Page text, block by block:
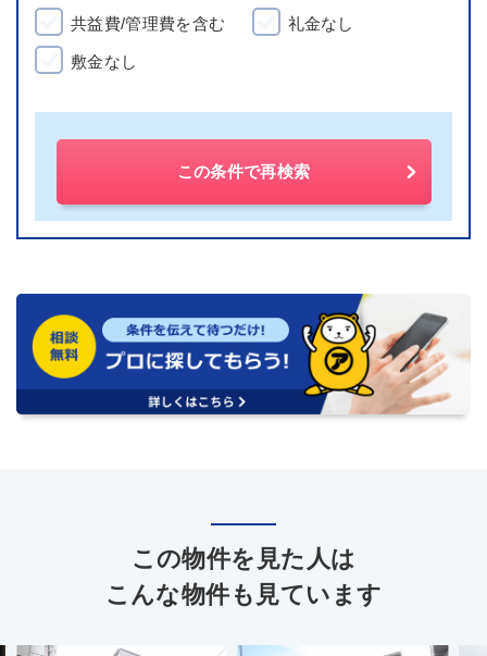
共益費/管理費を含む 礼金なし
敷金なし
この条件で再検索
この物件を見た人は
こんな物件も見ています